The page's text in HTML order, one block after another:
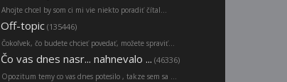
Ahojte chcel by som ci mi vie niekto poradiť čítal...
Off-topic (135446)
Čokoľvek, čo budete chcieť povedať, možete spraviť...
Čo vas dnes nasr... nahnevalo ... (46336)
Opozitum temy co vas dnes potesilo , takze sem sa ...